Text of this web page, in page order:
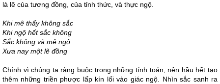
là lẽ của tương đồng, của tỉnh thức, và thực ngộ.
Khi mê thấy không sắc
Khi ngộ hết sắc không
Sắc không và mê ngộ
Xưa nay một lẽ đồng
Chính vì chúng ta ràng buộc trong những tính toán, nên hầu hết tạo
thêm những triền phược lấp kín lối vào giác ngộ. Nhìn sắc sanh ra